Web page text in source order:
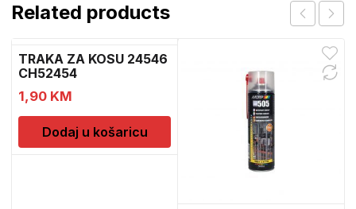
Related products
TRAKA ZA KOSU 24546
CH52454
1,90 KM
Dodaj u košaricu